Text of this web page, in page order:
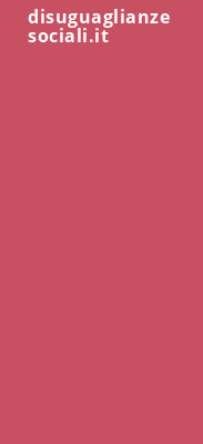
disuguaglianze
sociali.it